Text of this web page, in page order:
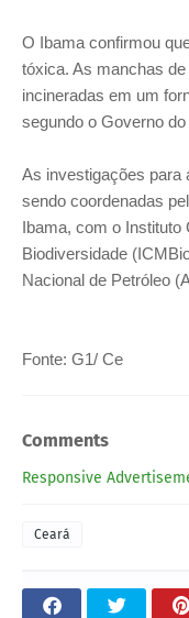
O Ibama confirmou
tóxica. As manchas
incineradas em um
segundo o Governo
As investigações para
sendo coordenadas
Ibama, com o Instituto
Biodiversidade
Nacional de Petróleo
Fonte: G1/ Ce
Comments
Responsive
Ceará